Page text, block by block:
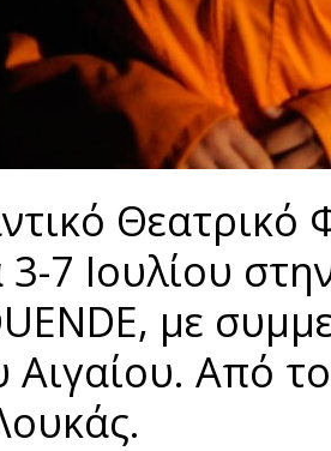
Θεατρικό
7 Ιουλίου
με
Αιγαίου. Από